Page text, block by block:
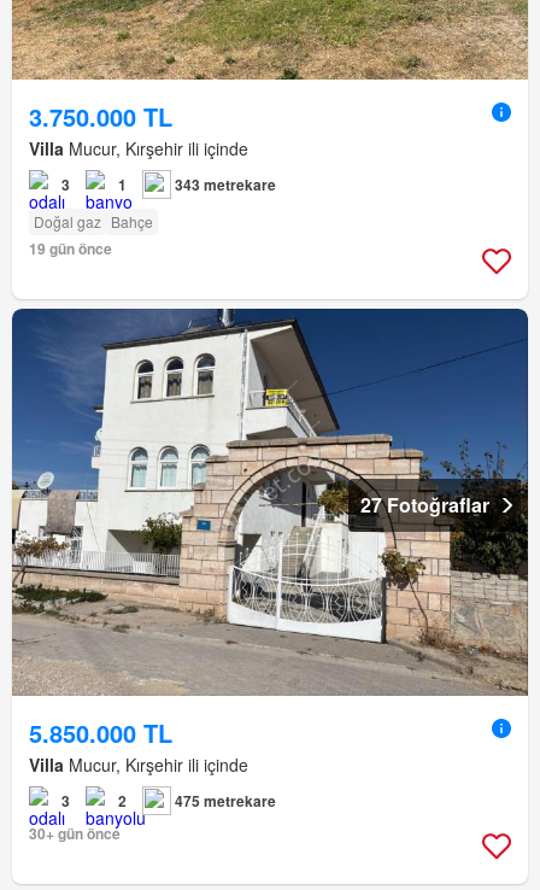
3.750.000 TL
Villa Mucur, Kırşehir ili içinde
3 1 343 metrekare
Doğal gaz Bahçe
19 gün önce
27 Fotoğraflar
5.850.000 TL
Villa Mucur, Kırşehir ili içinde
3 2
475 metrekare
30+ gün önce